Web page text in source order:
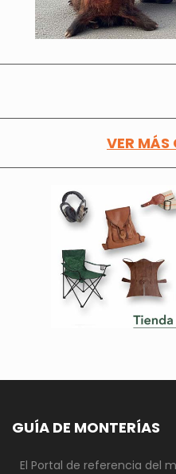
VER MÁS
GUÍA DE MONTERÍAS
El Portal de referencia del